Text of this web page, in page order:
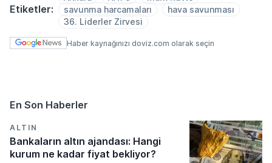
Etiketler:
savunma harcamaları
hava savunması
36. Liderler Zirvesi
Haber kaynağınızı doviz.com olarak seçin
En Son Haberler
ALTIN
Bankaların altın ajandası: Hangi
kurum ne kadar fiyat bekliyor?